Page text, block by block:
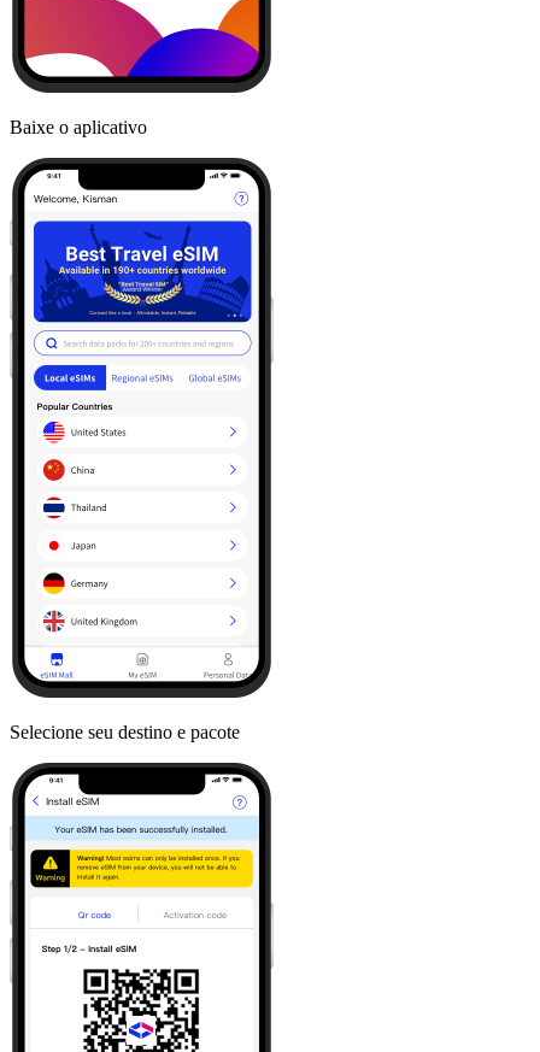
Baixe o aplicativo
Selecione seu destino e pacote